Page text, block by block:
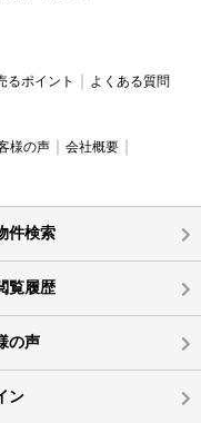
るポイント よくある質問
様の声
会社概要
件検索
覧履歴
の声
ン